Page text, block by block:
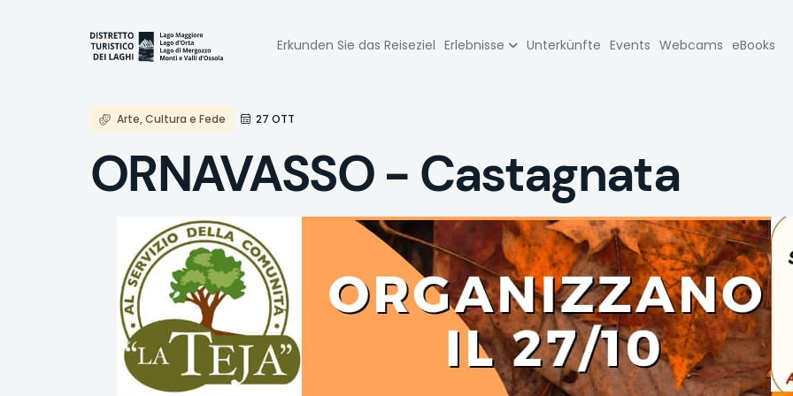
Navigazione
principale
Erkunden Sie das Reiseziel Erlebnisse Unterkünfte Events Webcams eBooks
Arte, Cultura e Fede 27 OTT
ORNAVASSO - Castagnata